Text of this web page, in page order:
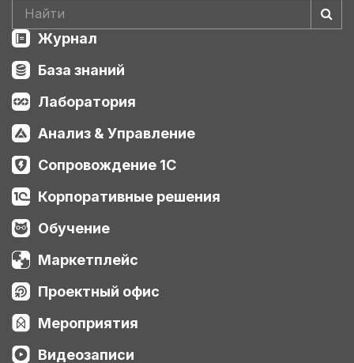
Журнал
База знаний
Лаборатория
Анализ & Управление
Сопровождение 1С
Корпоративные решения
Обучение
Маркетплейс
Проектный офис
Мероприятия
Видеозаписи